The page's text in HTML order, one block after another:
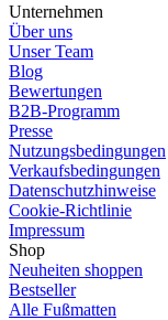
Unternehmen
Über uns
Unser Team
Blog
Bewertungen
B2B-Programm
Presse
Nutzungsbedingungen
Verkaufsbedingungen
Datenschutzhinweise
Cookie-Richtlinie
Impressum
Shop
Neuheiten shoppen
Bestseller
Alle Fußmatten